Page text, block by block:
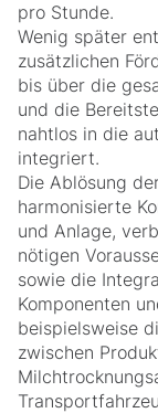
pro Stunde.
Wenig später
zusätzlichen
bis über die
und die
nahtlos in die
integriert.
Die Ablösung
harmonisierte
und Anlage,
nötigen
sowie die
Komponenten
beispielsweise
zwischen